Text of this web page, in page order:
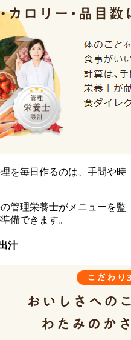
を毎日作るのは、手間や時
管理栄養士がメニューを監
備できます。
汁